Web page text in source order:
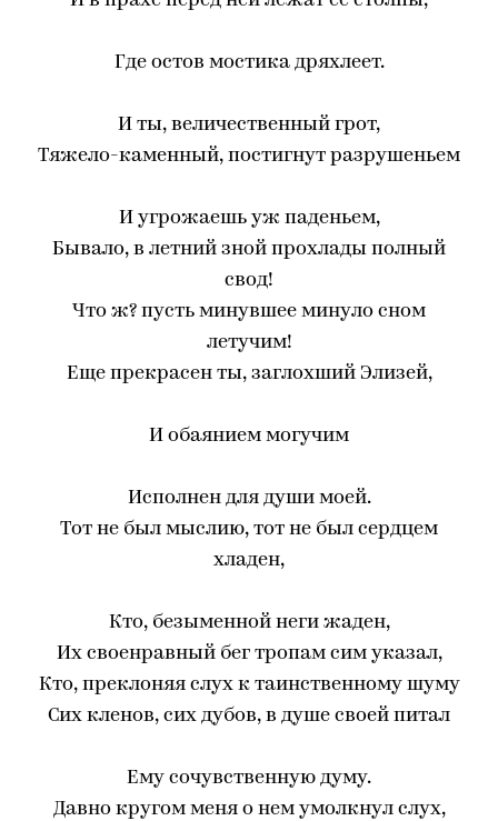
Где остов мостика дряхлеет.
И ты, величественный грот,
Тяжело-каменный, постигнут разрушеньем
И угрожаешь уж паденьем,
Бывало, в летний зной прохлады полный
свод!
Что ж? пусть минувшее минуло сном
летучим!
Еще прекрасен ты, заглохший Элизей,
И обаянием могучим
Исполнен для души моей.
Тот не был мыслию, тот не был сердцем
хладен,
Кто, безыменной неги жаден,
Их своенравный бег тропам сим указал,
Кто, преклоняя слух к таинственному шуму
Сих кленов, сих дубов, в душе своей питал
Ему сочувственную думу.
Давно кругом меня о нем умолкнул слух,